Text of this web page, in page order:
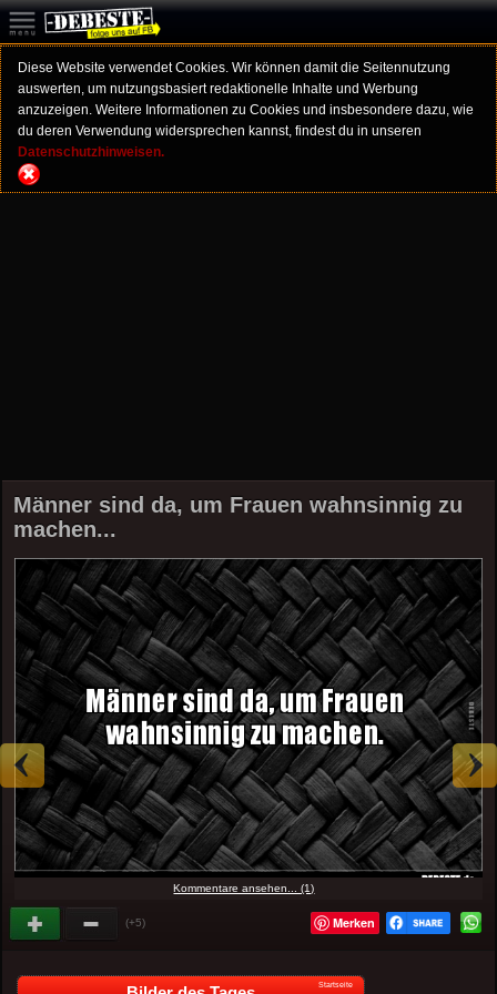
Diese Website verwendet Cookies. Wir können damit die Seitennutzung
auswerten, um nutzungsbasiert redaktionelle Inhalte und Werbung
anzuzeigen. Weitere Informationen zu Cookies und insbesondere dazu, wie
du deren Verwendung widersprechen kannst, findest du in unseren
Datenschutzhinweisen.
Männer sind da, um Frauen wahnsinnig zu
machen...
Kommentare ansehen... (1)
(+5) Merken
Startseite